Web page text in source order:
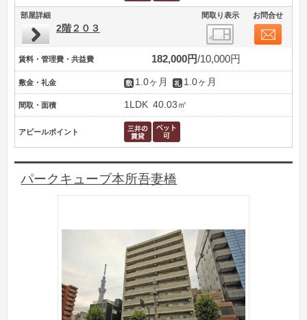
部屋詳細 間取り表示 お問合せ
2階２０３
賃料・管理費・共益費 182,000円 10,000円
敷金・礼金 1.0ヶ月 1.0ヶ月
間取・面積 1LDK 40.03㎡
アピールポイント
パークキューブ本所吾妻橋